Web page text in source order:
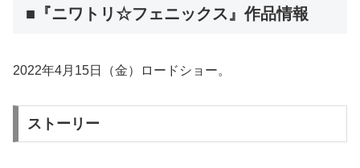
■『ニワトリ☆フェニックス』作品情報
2022年4月15日（金）ロードショー。
ストーリー